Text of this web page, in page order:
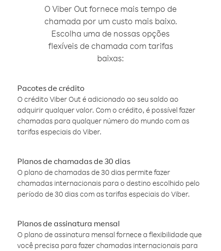
O Viber Out fornece mais tempo de
chamada por um custo mais baixo.
Escolha uma de nossas opções
flexíveis de chamada com tarifas
baixas:
Pacotes de crédito
O crédito Viber Out é adicionado ao seu saldo ao
adquirir qualquer valor. Com o crédito, é possível fazer
chamadas para qualquer número do mundo com as
tarifas especiais do Viber.
Planos de chamadas de 30 dias
O plano de chamadas de 30 dias permite fazer
chamadas internacionais para o destino escolhido pelo
período de 30 dias com as tarifas especiais do Viber.
Planos de assinatura mensal
O plano de assinatura mensal fornece a flexibilidade que
você precisa para fazer chamadas internacionais para